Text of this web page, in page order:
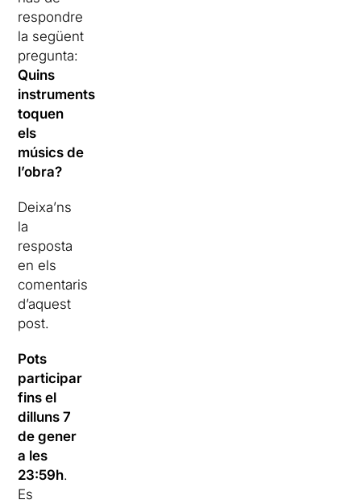
respondre
la següent
pregunta:
Quins
instruments
toquen
els
músics de
l’obra?
Deixa’ns
la
resposta
en els
comentaris
d’aquest
post.
Pots
participar
fins el
dilluns 7
de gener
a les
23:59h.
Es